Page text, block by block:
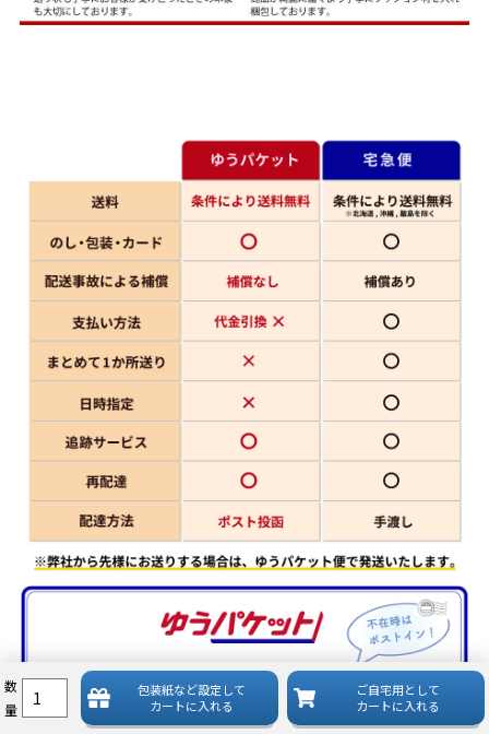
数
量
包装紙など設定して
カートに入れる
ご自宅用として
カートに入れる